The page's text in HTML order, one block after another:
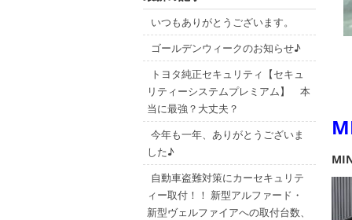
いつもありがとうございます。
ゴールデンウィークのお知らせ♪
トヨタ純正セキュリティ【セキュ
リティーシステムプレミアム】 本
当に最強？大丈夫？
今年も一年、ありがとうございま
した♪
自動車盗難対策にカーセキュリテ
ィー取付！！ 新型アルファード・
新型ヴェルファイアへの取付台数、